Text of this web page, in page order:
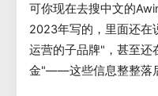
可你现在去搜中文的
2023年写的，里面还在
运营的子品牌"，甚至还
金"——这些信息整整落